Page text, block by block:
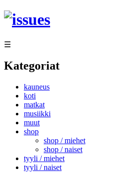
Siirry
sisältöön
☰
Kategoriat
kauneus
koti
matkat
musiikki
muut
shop
shop / miehet
shop / naiset
tyyli / miehet
tyyli / naiset